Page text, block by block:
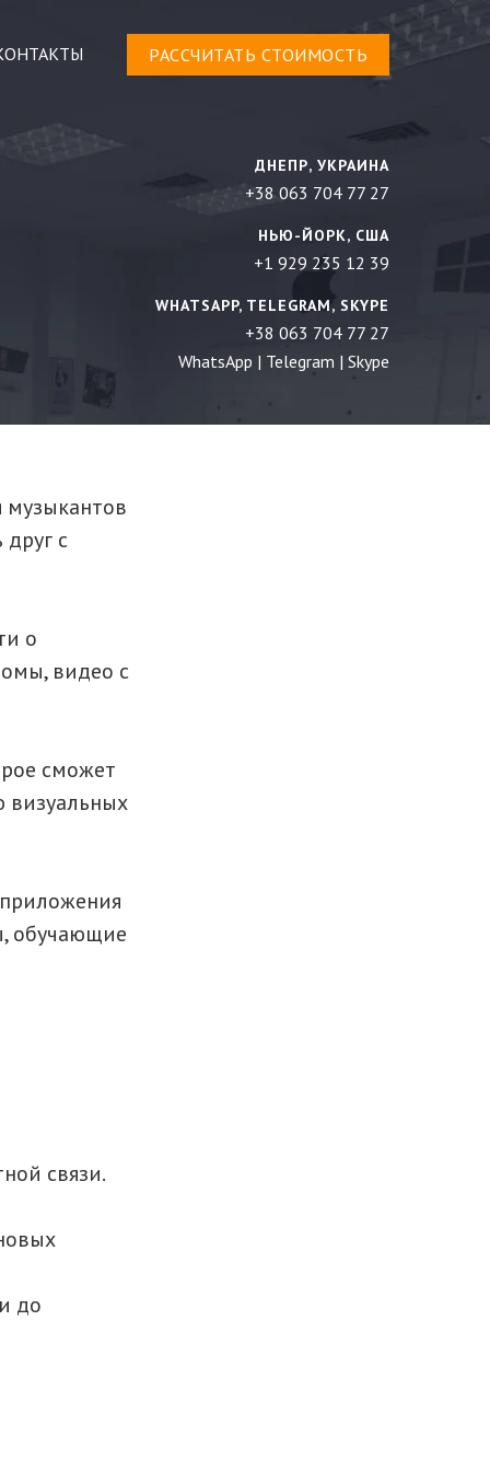
РАСCЧИТАТЬ СТОИМОСТЬ
ДНЕПР, УКРАИНА
+38 063 704 77 27
НЬЮ-ЙОРК, США
+1 929 235 12 39
WHATSAPP, TELEGRAM, SKYPE
+38 063 704 77 27
WhatsApp | Telegram | Skype
с
о
видео с
сможет
визуальных
обучающие
связи.
до